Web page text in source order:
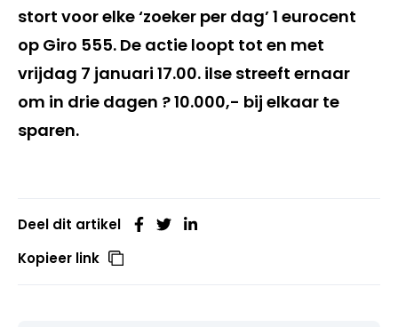
stort voor elke ‘zoeker per dag’ 1 eurocent
op Giro 555. De actie loopt tot en met
vrijdag 7 januari 17.00. ilse streeft ernaar
om in drie dagen ? 10.000,- bij elkaar te
sparen.
Deel dit artikel
Kopieer link